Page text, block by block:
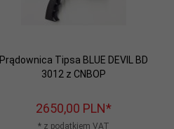
Prądownica Tipsa BLUE DEVIL BD
3012 z CNBOP
2650,00 PLN*
* z podatkiem VAT